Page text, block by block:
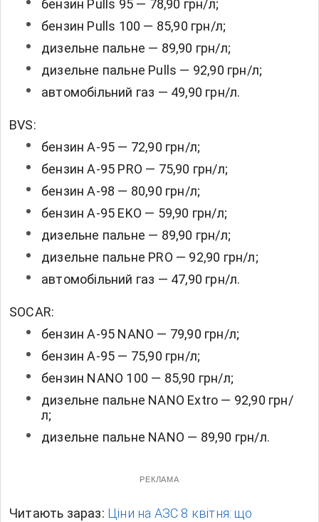
бензин Pulls 95 — 78,90 грн/л;
бензин Pulls 100 — 85,90 грн/л;
дизельне пальне — 89,90 грн/л;
дизельне пальне Pulls — 92,90 грн/л;
автомобільний газ — 49,90 грн/л.
BVS:
бензин А-95 — 72,90 грн/л;
бензин А-95 PRO — 75,90 грн/л;
бензин А-98 — 80,90 грн/л;
бензин А-95 EKO — 59,90 грн/л;
дизельне пальне — 89,90 грн/л;
дизельне пальне PRO — 92,90 грн/л;
автомобільний газ — 47,90 грн/л.
SOCAR:
бензин А-95 NANO — 79,90 грн/л;
бензин А-95 — 75,90 грн/л;
бензин NANO 100 — 85,90 грн/л;
дизельне пальне NANO Extro — 92,90 грн/
л;
дизельне пальне NANO — 89,90 грн/л.
РЕКЛАМА
Читають зараз: Ціни на АЗС 8 квітня: що